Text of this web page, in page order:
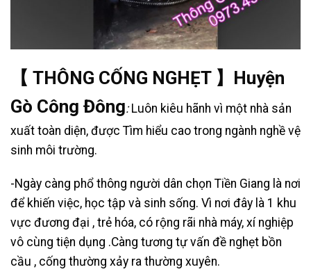
【 THÔNG CỐNG NGHẸT 】Huyện
Gò Công Đông:Luôn kiêu hãnh vì một nhà sản
xuất toàn diện, được Tìm hiểu cao trong ngành nghề vệ
sinh môi trường.
-Ngày càng phổ thông người dân chọn Tiền Giang là nơi
để khiến việc, học tập và sinh sống. Vì nơi đây là 1 khu
vực đương đại , trẻ hóa, có rộng rãi nhà máy, xí nghiệp
vô cùng tiện dụng .Càng tương tự vấn đề nghẹt bồn
cầu , cống thường xảy ra thường xuyên.